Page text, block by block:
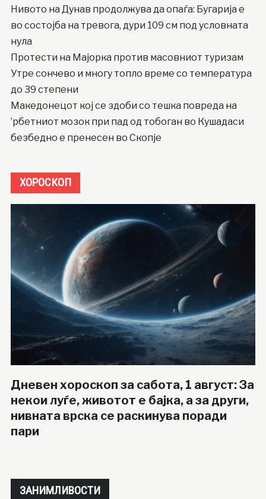
Нивото на Дунав продолжува да опаѓа: Бугарија е
во состојба на тревога, дури 109 см под условната
нула
Протести на Мајорка против масовниот туризам
Утре сончево и многу топло време со температура
до 39 степени
Македонецот кој се здоби со тешка повреда на
’рбетниот мозок при пад од тобоган во Кушадаси
безбедно е пренесен во Скопје
ХОРОСКОП
Дневен хороскоп за сабота, 1 август: За
некои луѓе, животот е бајка, а за други,
нивната врска се раскинува поради
пари
ЗАНИМЛИВОСТИ